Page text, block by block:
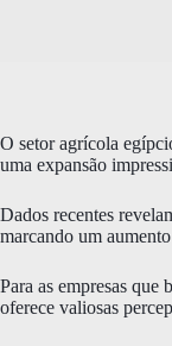
O setor agrícola
uma expansão
Dados recentes
marcando um
Para as empresas que
oferece valiosas